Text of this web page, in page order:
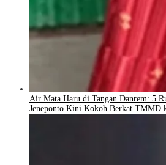
Air Mata Haru di Tangan Danrem: 5
Jeneponto Kini Kokoh Berkat TMMD